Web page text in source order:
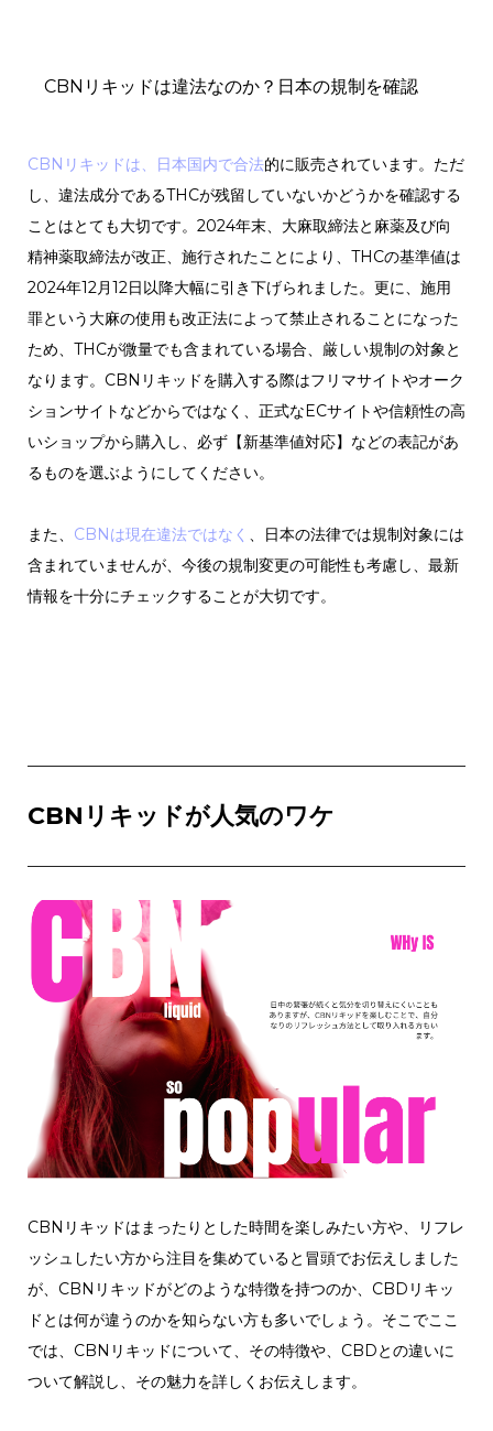
CBNリキッドは違法なのか？日本の規制を確認
CBNリキッドは、日本国内で合法的に販売されています。ただ
し、違法成分であるTHCが残留していないかどうかを確認する
ことはとても大切です。2024年末、大麻取締法と麻薬及び向
精神薬取締法が改正、施行されたことにより、THCの基準値は
2024年12月12日以降大幅に引き下げられました。更に、施用
罪という大麻の使用も改正法によって禁止されることになった
ため、THCが微量でも含まれている場合、厳しい規制の対象と
なります。CBNリキッドを購入する際はフリマサイトやオーク
ションサイトなどからではなく、正式なECサイトや信頼性の高
いショップから購入し、必ず【新基準値対応】などの表記があ
るものを選ぶようにしてください。
また、 CBNは現在違法ではなく 、日本の法律では規制対象には
含まれていませんが、今後の規制変更の可能性も考慮し、最新
情報を十分にチェックすることが大切です。
CBNリキッドが人気のワケ
CBNリキッドはまったりとした時間を楽しみたい方や、リフレ
ッシュしたい方から注目を集めていると冒頭でお伝えしました
が、CBNリキッドがどのような特徴を持つのか、CBDリキッ
ドとは何が違うのかを知らない方も多いでしょう。そこでここ
では、CBNリキッドについて、その特徴や、CBDとの違いに
ついて解説し、その魅力を詳しくお伝えします。